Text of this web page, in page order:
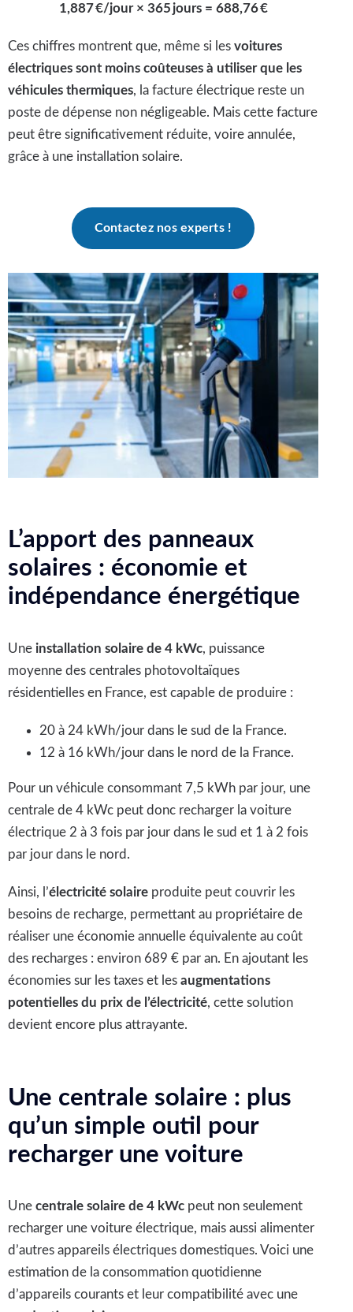
1,887 €/jour × 365 jours = 688,76 €
Ces chiffres montrent que, même si les voitures
électriques sont moins coûteuses à utiliser que les
véhicules thermiques, la facture électrique reste un
poste de dépense non négligeable. Mais cette facture
peut être significativement réduite, voire annulée,
grâce à une installation solaire.
Contactez nos experts !
L’apport des panneaux
solaires : économie et
indépendance énergétique
Une installation solaire de 4 kWc, puissance
moyenne des centrales photovoltaïques
résidentielles en France, est capable de produire :
20 à 24 kWh/jour dans le sud de la France.
12 à 16 kWh/jour dans le nord de la France.
Pour un véhicule consommant 7,5 kWh par jour, une
centrale de 4 kWc peut donc recharger la voiture
électrique 2 à 3 fois par jour dans le sud et 1 à 2 fois
par jour dans le nord.
Ainsi, l’électricité solaireproduite peut couvrir les
besoins de recharge, permettant au propriétaire de
réaliser une économie annuelle équivalente au coût
des recharges : environ 689 € par an. En ajoutant les
économies sur les taxes et les augmentations
potentielles du prix de l’électricité, cette solution
devient encore plus attrayante.
Une centrale solaire : plus
qu’un simple outil pour
recharger une voiture
Une centrale solaire de 4 kWcpeut non seulement
recharger une voiture électrique, mais aussi alimenter
d’autres appareils électriques domestiques. Voici une
estimation de la consommation quotidienne
d’appareils courants et leur compatibilité avec une